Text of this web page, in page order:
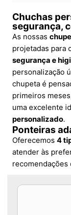
Chuchas
segurança,
As nossas
projetadas para
segurança e
personalização
chupeta é
primeiros
uma excelente
personalizado.
Ponteiras
Oferecemos 4
atender às
recomendações